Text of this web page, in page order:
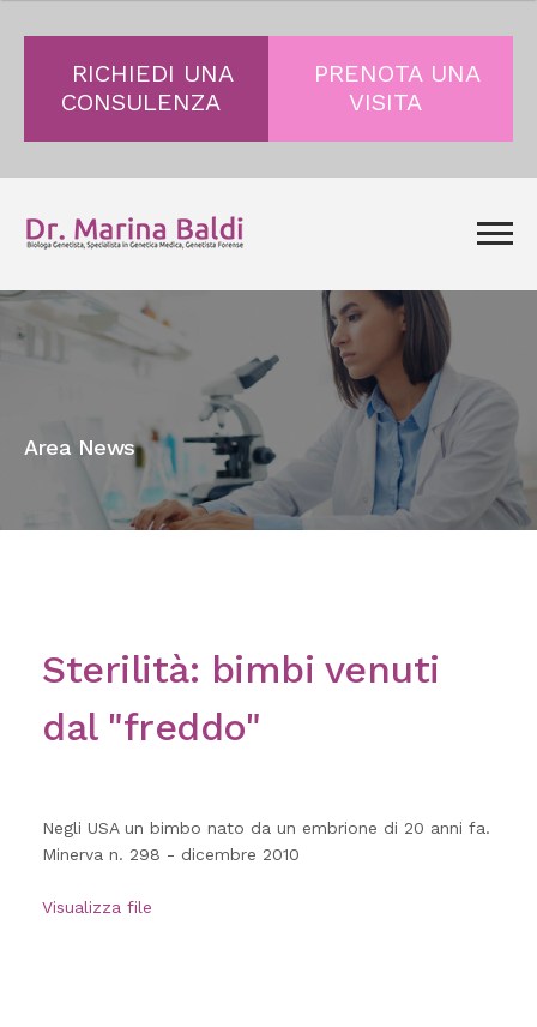
RICHIEDI UNA
CONSULENZA
PRENOTA UNA
VISITA
Area News
Sterilità: bimbi venuti
dal "freddo"
Negli USA un bimbo nato da un embrione di 20 anni fa.
Minerva n. 298 - dicembre 2010
Visualizza file